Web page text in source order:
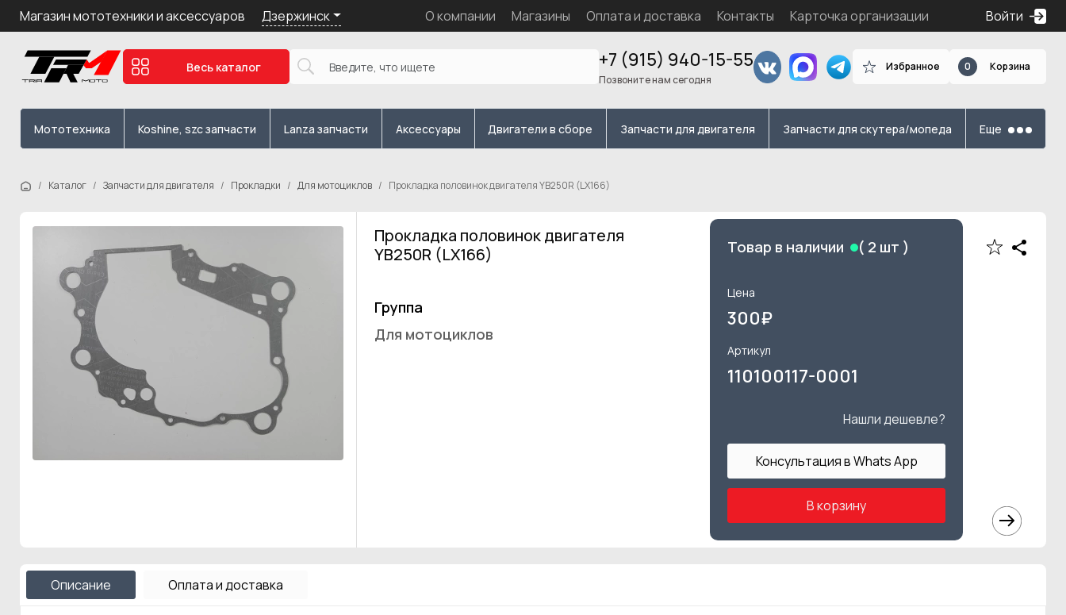
Магазин мототехники и аксессуаров Дзержинск О компании Магазины Оплата и доставка Контакты Карточка организации Войти
Весь каталог +7 (915) 940-15-55
Позвоните нам сегодня
Избранное 0 Корзина
Мототехника Koshine, szc запчасти Lanza запчасти Аксессуары Двигатели в сборе Запчасти для двигателя Запчасти для скутера/мопеда Еще
Каталог Запчасти для двигателя Прокладки Для мотоциклов Прокладка половинок двигателя YB250R (LX166)
Прокладка половинок двигателя
YB250R (LX166)
Группа
Для мотоциклов
Товар в наличии ( 2 шт )
Цена
300₽
Артикул
110100117-0001
Нашли дешевле?
Консультация в Whats App
В корзину
Описание Оплата и доставка